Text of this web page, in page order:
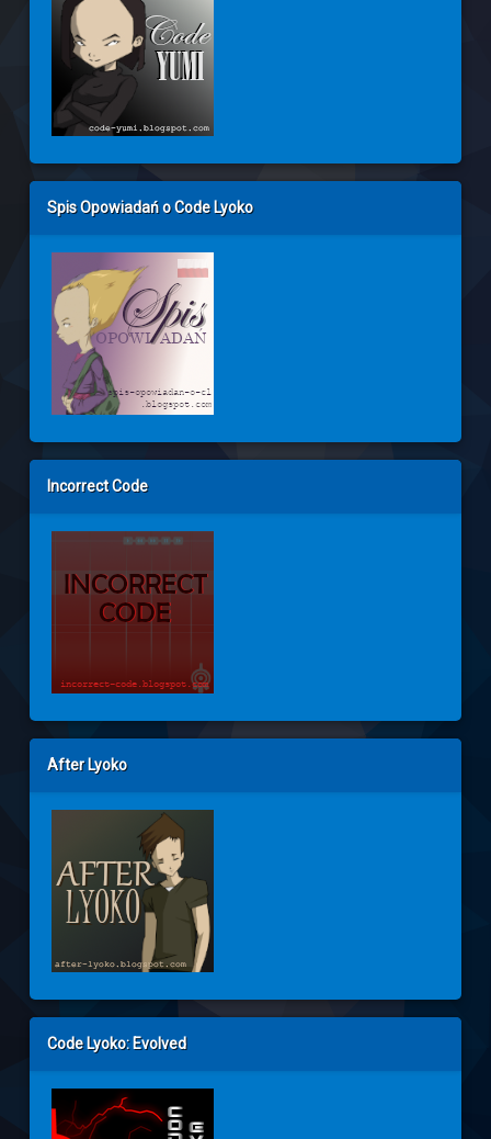
Spis Opowiadań o Code Lyoko
Incorrect Code
After Lyoko
Code Lyoko: Evolved